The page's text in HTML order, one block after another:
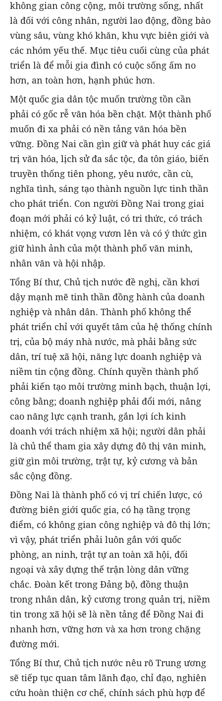
không gian công cộng, môi trường sống, nhất
là đối với công nhân, người lao động, đồng bào
vùng sâu, vùng khó khăn, khu vực biên giới và
các nhóm yếu thế. Mục tiêu cuối cùng của phát
triển là để mỗi gia đình có cuộc sống ấm no
hơn, an toàn hơn, hạnh phúc hơn.
Một quốc gia dân tộc muốn trường tồn cần
phải có gốc rễ văn hóa bền chặt. Một thành phố
muốn đi xa phải có nền tảng văn hóa bền
vững. Đồng Nai cần gìn giữ và phát huy các giá
trị văn hóa, lịch sử đa sắc tộc, đa tôn giáo, biến
truyền thống tiên phong, yêu nước, cần cù,
nghĩa tình, sáng tạo thành nguồn lực tinh thần
cho phát triển. Con người Đồng Nai trong giai
đoạn mới phải có kỷ luật, có tri thức, có trách
nhiệm, có khát vọng vươn lên và có ý thức gìn
giữ hình ảnh của một thành phố văn minh,
nhân văn và hội nhập.
Tổng Bí thư, Chủ tịch nước đề nghị, cần khơi
dậy mạnh mẽ tinh thần đồng hành của doanh
nghiệp và nhân dân. Thành phố không thể
phát triển chỉ với quyết tâm của hệ thống chính
trị, của bộ máy nhà nước, mà phải bằng sức
dân, trí tuệ xã hội, năng lực doanh nghiệp và
niềm tin cộng đồng. Chính quyền thành phố
phải kiến tạo môi trường minh bạch, thuận lợi,
công bằng; doanh nghiệp phải đổi mới, nâng
cao năng lực cạnh tranh, gắn lợi ích kinh
doanh với trách nhiệm xã hội; người dân phải
là chủ thể tham gia xây dựng đô thị văn minh,
giữ gìn môi trường, trật tự, kỷ cương và bản
sắc cộng đồng.
Đồng Nai là thành phố có vị trí chiến lược, có
đường biên giới quốc gia, có hạ tầng trọng
điểm, có không gian công nghiệp và đô thị lớn;
vì vậy, phát triển phải luôn gắn với quốc
phòng, an ninh, trật tự an toàn xã hội, đối
ngoại và xây dựng thế trận lòng dân vững
chắc. Đoàn kết trong Đảng bộ, đồng thuận
trong nhân dân, kỷ cương trong quản trị, niềm
tin trong xã hội sẽ là nền tảng để Đồng Nai đi
nhanh hơn, vững hơn và xa hơn trong chặng
đường mới.
Tổng Bí thư, Chủ tịch nước nêu rõ Trung ương
sẽ tiếp tục quan tâm lãnh đạo, chỉ đạo, nghiên
cứu hoàn thiện cơ chế, chính sách phù hợp để